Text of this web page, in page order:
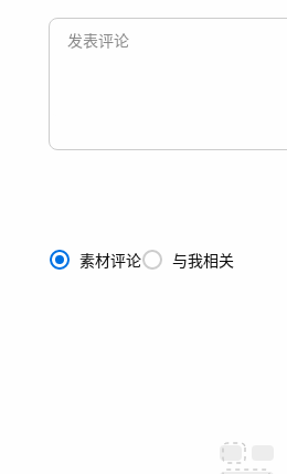
素材评论 与我相关